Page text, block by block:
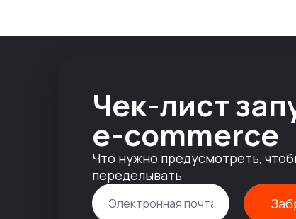
Чек-лист
e-commerce
Что нужно предусмотреть,
переделывать